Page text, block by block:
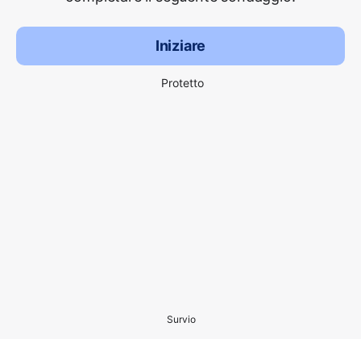
Iniziare
Protetto
Survio